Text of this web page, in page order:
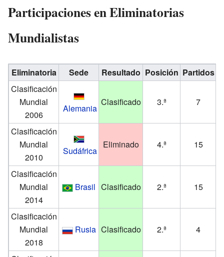
Participaciones en Eliminatorias
Mundialistas
Eliminatoria Sede Resultado Posición Partidos
Clasificación
Mundial
2006
Alemania
Clasificado 3.ª 7
Clasificación
Mundial
2010
Sudáfrica
Eliminado 4.ª 15
Clasificación
Mundial
2014
Brasil Clasificado 2.ª 15
Clasificación
Mundial
2018
Rusia Clasificado 2.ª 4